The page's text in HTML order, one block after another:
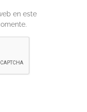
en este